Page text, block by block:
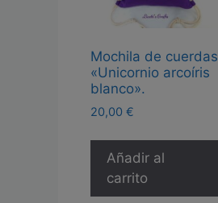
Mochila de cuerdas
«Unicornio arcoíris
blanco».
20,00 €
Añadir al
carrito